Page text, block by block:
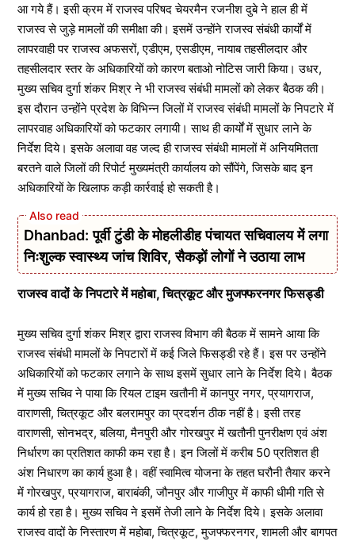
आ गये हैं। इसी क्रम में राजस्व परिषद चेयरमैन रजनीश दुबे ने हाल ही में
राजस्व से जुड़े मामलों की समीक्षा की। इसमें उन्होंने राजस्व संबंधी कार्यों में
लापरवाही पर राजस्व अफसरों, एडीएम, एसडीएम, नायाब तहसीलदार और
तहसीलदार स्तर के अधिकारियों को कारण बताओ नोटिस जारी किया। उधर,
मुख्य सचिव दुर्गा शंकर मिश्र ने भी राजस्व संबंधी मामलों को लेकर बैठक की।
इस दौरान उन्होंने प्रदेश के विभिन्न जिलों में राजस्व संबंधी मामलों के निपटारे में
लापरवाह अधिकारियों को फटकार लगायी। साथ ही कार्यों में सुधार लाने के
निर्देश दिये। इसके अलावा वह जल्द ही राजस्व संबंधी मामलों में अनियमितता
बरतने वाले जिलों की रिपोर्ट मुख्यमंत्री कार्यालय को सौंपेंगे, जिसके बाद इन
अधिकारियों के खिलाफ कड़ी कार्रवाई हो सकती है।
Dhanbad: पूर्वी टुंडी के मोहलीडीह पंचायत सचिवालय में लगा
निःशुल्क स्वास्थ्य जांच शिविर, सैकड़ों लोगों ने उठाया लाभ
राजस्व वादों के निपटारे में महोबा, चित्रकूट और मुजफ्फरनगर फिसड्डी
मुख्य सचिव दुर्गा शंकर मिश्र द्वारा राजस्व विभाग की बैठक में सामने आया कि
राजस्व संबंधी मामलों के निपटारों में कई जिले फिसड्डी रहे हैं। इस पर उन्होंने
अधिकारियों को फटकार लगाने के साथ इसमें सुधार लाने के निर्देश दिये। बैठक
में मुख्य सचिव ने पाया कि रियल टाइम खतौनी में कानपुर नगर, प्रयागराज,
वाराणसी, चित्रकूट और बलरामपुर का प्रदर्शन ठीक नहीं है। इसी तरह
वाराणसी, सोनभद्र, बलिया, मैनपुरी और गोरखपुर में खतौनी पुनरीक्षण एवं अंश
निर्धारण का प्रतिशत काफी कम रहा है। इन जिलों में करीब 50 प्रतिशत ही
अंश निधारण का कार्य हुआ है। वहीं स्वामित्व योजना के तहत घरौनी तैयार करने
में गोरखपुर, प्रयागराज, बाराबंकी, जौनपुर और गाजीपुर में काफी धीमी गति से
कार्य हो रहा है। मुख्य सचिव ने इसमें तेजी लाने के निर्देश दिये। इसके अलावा
राजस्व वादों के निस्तारण में महोबा, चित्रकूट, मुजफ्फरनगर, शामली और बागपत